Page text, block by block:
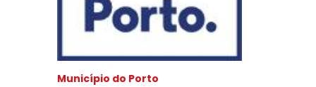
Município do Porto